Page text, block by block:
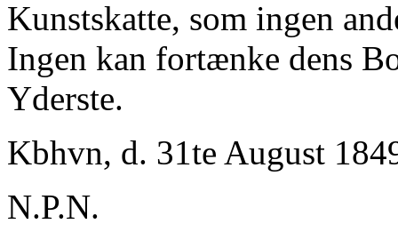
Kunstskatte, som ingen
Ingen kan fortænke dens
Yderste.
Kbhvn, d. 31te August
N.P.N.